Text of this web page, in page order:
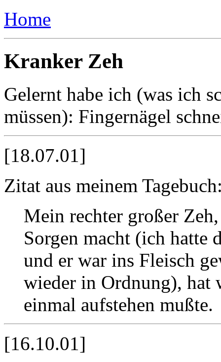
Home
Kranker Zeh
Gelernt habe ich (was ich
müssen): Fingernägel
[18.07.01]
Zitat aus meinem
Mein rechter großer
Sorgen macht (ich hatte
und er war ins Fleisch
wieder in Ordnung), hat
einmal aufstehen mußte.
[16.10.01]